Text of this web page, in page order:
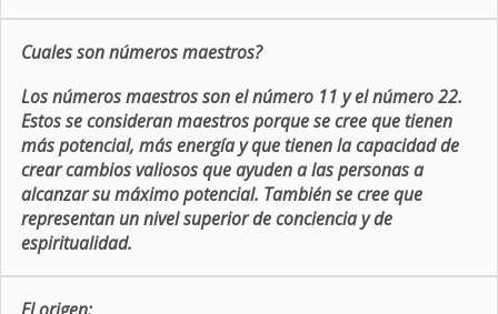
Cuales son números maestros?
Los números maestros son el número 11 y el número 22.
Estos se consideran maestros porque se cree que tienen
más potencial, más energía y que tienen la capacidad de
crear cambios valiosos que ayuden a las personas a
alcanzar su máximo potencial. También se cree que
representan un nivel superior de conciencia y de
espiritualidad.
El origen: